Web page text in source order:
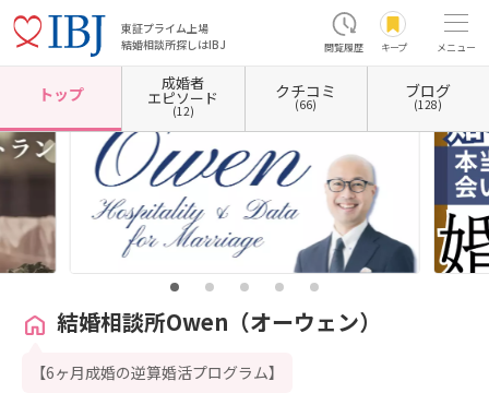
東証プライム上場
結婚相談所探しはIBJ
閲覧履歴 キープ メニュー
ホーム 埼玉県の結婚相談所 埼玉県さいたま市 埼玉県さいたま市大宮区 結婚相談所
トップ
成婚者
エピソード
(12)
クチコミ
(66)
ブログ
(128)
結婚相談所Owen（オーウェン）
【6ヶ月成婚の逆算婚活プログラム】